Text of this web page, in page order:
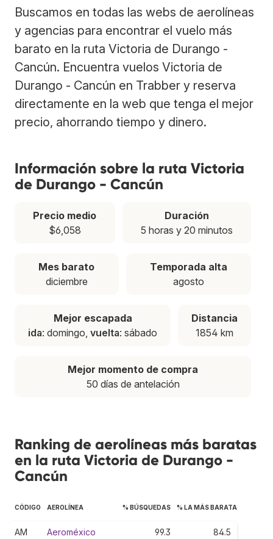
Buscamos en todas las webs de aerolíneas
y agencias para encontrar el vuelo más
barato en la ruta Victoria de Durango -
Cancún. Encuentra vuelos Victoria de
Durango - Cancún en Trabber y reserva
directamente en la web que tenga el mejor
precio, ahorrando tiempo y dinero.
Información sobre la ruta Victoria
de Durango - Cancún
Precio medio
$6,058
Duración
5 horas y 20 minutos
Mes barato
diciembre
Temporada alta
agosto
Mejor escapada
ida: domingo, vuelta: sábado
Distancia
1854 km
Mejor momento de compra
50 días de antelación
Ranking de aerolíneas más baratas
en la ruta Victoria de Durango -
Cancún
CÓDIGO AEROLÍNEA % BÚSQUEDAS % LA MÁS BARATA
AM Aeroméxico 99.3 84.5